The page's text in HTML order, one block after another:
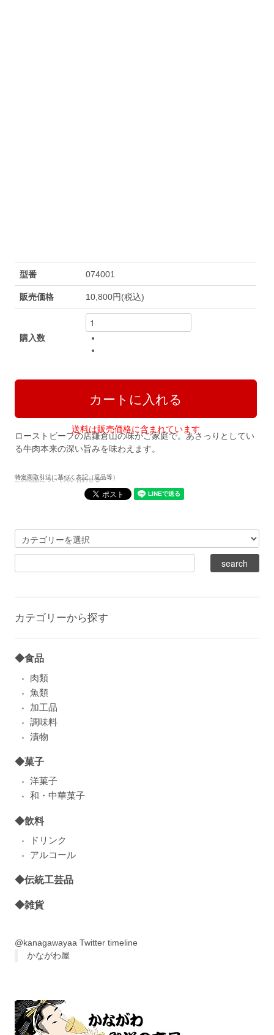
型番 074001
販売価格 10,800円(税込)
購入数
送料は販売価格に含まれています
ローストビーフの店鎌倉山の味がご家庭で。あさっりとしてい
る牛肉本来の深い旨みを味わえます。
特定商取引法に基づく表記（返品等）
この商品について問い合わせる
カテゴリーから探す
◆食品
肉類
魚類
加工品
調味料
漬物
◆菓子
洋菓子
和・中華菓子
◆飲料
ドリンク
アルコール
◆伝統工芸品
◆雑貨
@kanagawayaa Twitter timeline
かながわ屋